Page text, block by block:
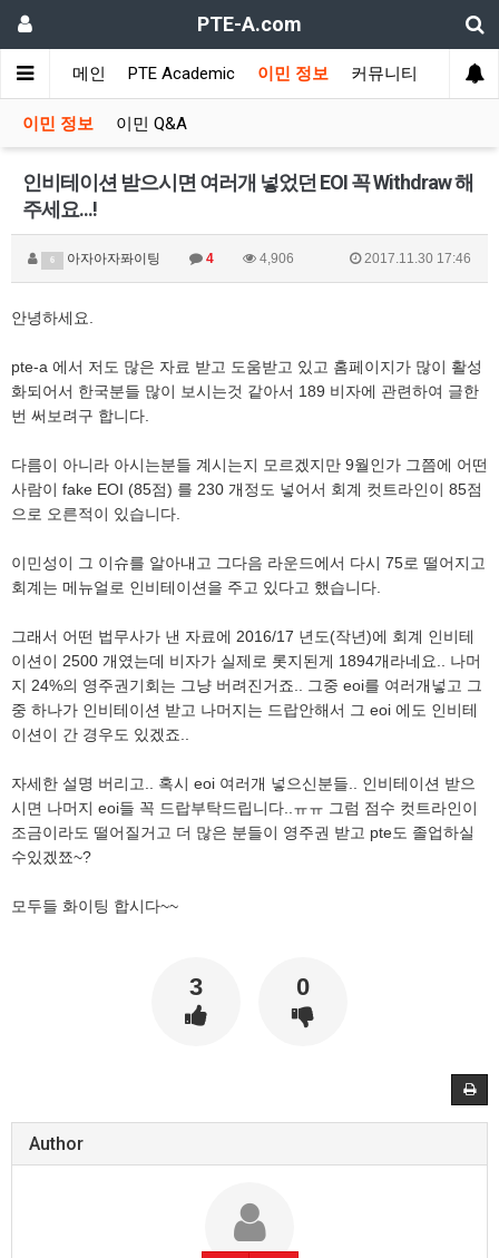
PTE-A.com
메인 PTE Academic 이민 정보 커뮤니티
이민 정보 이민 Q&A
인비테이션 받으시면 여러개 넣었던 EOI 꼭 Withdraw 해
주세요...!
6 아자아자퐈이팅 4 4,906 2017.11.30 17:46
안녕하세요.
pte-a 에서 저도 많은 자료 받고 도움받고 있고 홈페이지가 많이 활성
화되어서 한국분들 많이 보시는것 같아서 189 비자에 관련하여 글한
번 써보려구 합니다.
다름이 아니라 아시는분들 계시는지 모르겠지만 9월인가 그쯤에 어떤
사람이 fake EOI (85점) 를 230 개정도 넣어서 회계 컷트라인이 85점
으로 오른적이 있습니다.
이민성이 그 이슈를 알아내고 그다음 라운드에서 다시 75로 떨어지고
회계는 메뉴얼로 인비테이션을 주고 있다고 했습니다.
그래서 어떤 법무사가 낸 자료에 2016/17 년도(작년)에 회계 인비테
이션이 2500 개였는데 비자가 실제로 롯지된게 1894개라네요.. 나머
지 24%의 영주권기회는 그냥 버려진거죠.. 그중 eoi를 여러개넣고 그
중 하나가 인비테이션 받고 나머지는 드랍안해서 그 eoi 에도 인비테
이션이 간 경우도 있겠죠..
자세한 설명 버리고.. 혹시 eoi 여러개 넣으신분들.. 인비테이션 받으
시면 나머지 eoi들 꼭 드랍부탁드립니다..ㅠㅠ 그럼 점수 컷트라인이
조금이라도 떨어질거고 더 많은 분들이 영주권 받고 pte도 졸업하실
수있겠쬬~?
모두들 화이팅 합시다~~
3 0
Author